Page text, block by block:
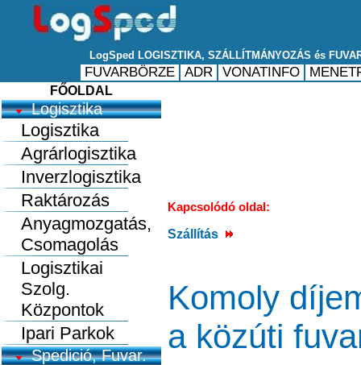
FŐOLDAL
Logisztika
Logisztika
Agrárlogisztika
Inverzlogisztika
Raktározás
Anyagmozgatás,
Csomagolás
Logisztikai
Szolg.
Központok
Ipari Parkok
Spedició, Fuvar.
Kapcsolódó oldal:
Szállítás
Komoly
a közúti